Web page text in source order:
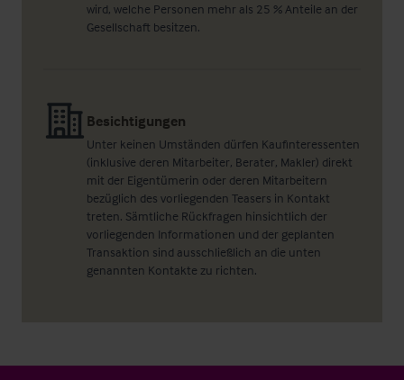
wird, welche Personen mehr als 25 % Anteile an der
Gesellschaft besitzen.
Besichtigungen
Unter keinen Umständen dürfen Kaufinteressenten
(inklusive deren Mitarbeiter, Berater, Makler) direkt
mit der Eigentümerin oder deren Mitarbeitern
bezüglich des vorliegenden Teasers in Kontakt
treten. Sämtliche Rückfragen hinsichtlich der
vorliegenden Informationen und der geplanten
Transaktion sind ausschließlich an die unten
genannten Kontakte zu richten.